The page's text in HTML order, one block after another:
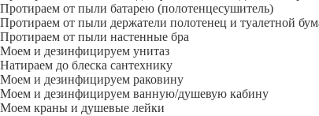
Протираем от пыли батарею (полотенцесушитель)
Протираем от пыли держатели полотенец и туалетной
Протираем от пыли настенные бра
Моем и дезинфицируем унитаз
Натираем до блеска сантехнику
Моем и дезинфицируем раковину
Моем и дезинфицируем ванную/душевую кабину
Моем краны и душевые лейки